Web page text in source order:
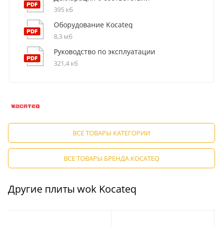
395 кб
Оборудование Kocateq
8,3 мб
Руководство по эксплуатации
321,4 кб
ВСЕ ТОВАРЫ КАТЕГОРИИ
ВСЕ ТОВАРЫ БРЕНДА KOCATEQ
Другие плиты wok Kocateq